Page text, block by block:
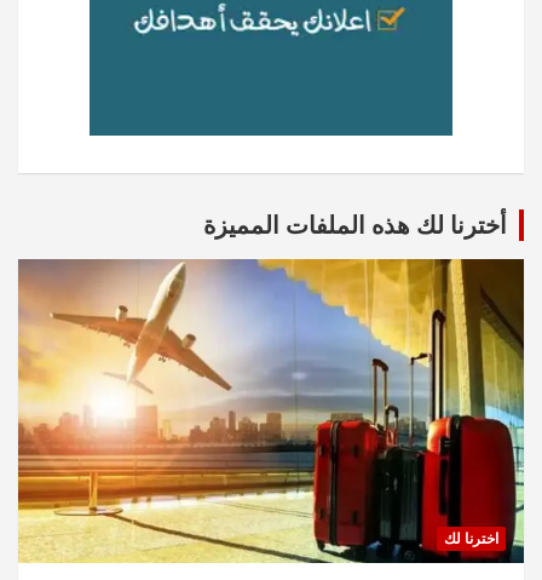
أخترنا لك هذه الملفات المميزة
اخترنا لك